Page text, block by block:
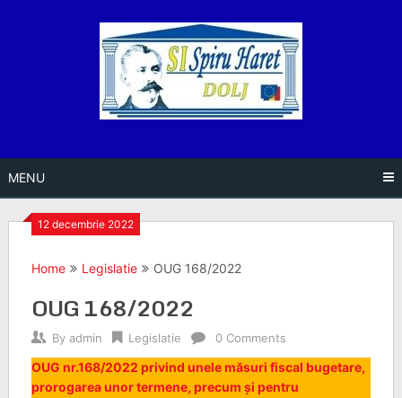
MENU
12 decembrie 2022
Home Legislatie OUG 168/2022
OUG 168/2022
By admin Legislatie 0 Comments
OUG nr.168/2022 privind unele măsuri fiscal bugetare,
prorogarea unor termene, precum și pentru